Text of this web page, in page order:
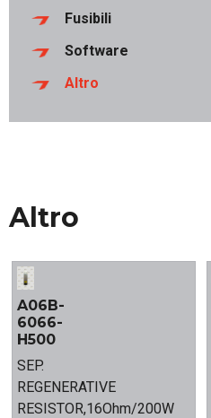
Fusibili
Software
Altro
Altro
A06B-
6066-
H500
SEP.
REGENERATIVE
RESISTOR,16Ohm/200W